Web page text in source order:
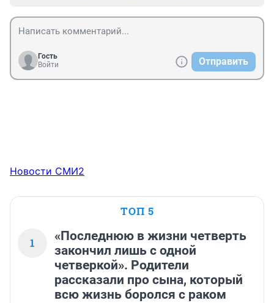
Гость
Войти
Отправить
Новости СМИ2
ТОП 5
1
«Последнюю в жизни четверть
закончил лишь с одной
четверкой». Родители
рассказали про сына, который
всю жизнь боролся с раком